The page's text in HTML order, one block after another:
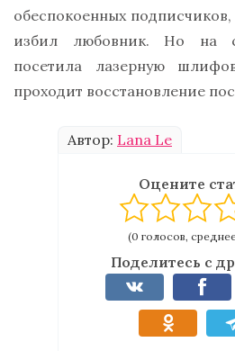
обеспокоенных
избил любовник. Но на
посетила лазерную
проходит восстановление
Автор: Lana Le
Оцените
(0 голосов,
Поделитесь с